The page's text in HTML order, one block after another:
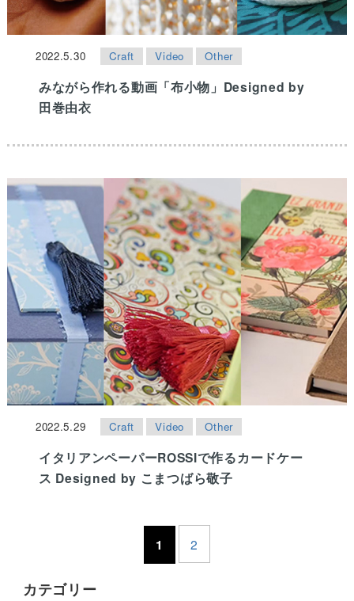
2022.5.30 Craft Video Other
みながら作れる動画「布小物」Designed by
田巻由衣
2022.5.29 Craft Video Other
イタリアンペーパーROSSIで作るカードケー
ス Designed by こまつばら敬子
1 2
カテゴリー